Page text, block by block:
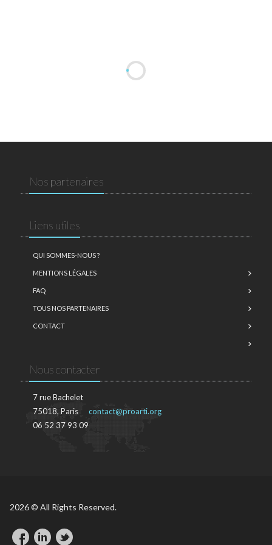
Nos partenaires
Liens utiles
QUI SOMMES-NOUS ?
MENTIONS LÉGALES
FAQ
TOUS NOS PARTENAIRES
CONTACT
Nous contacter
7 rue Bachelet
75018, Paris
06 52 37 93 09
contact@proarti.org
2026 © All Rights Reserved.